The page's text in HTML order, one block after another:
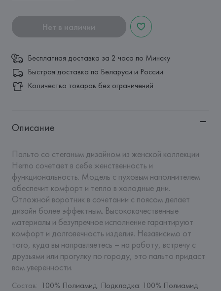
Нет в наличии
Бесплатная доставка за 2 часа по Минску
Быстрая доставка по Беларуси и России
Количество товаров без ограничений
Описание
Пальто со стеганым дизайном из женской коллекции
Herno сочетает в себе женственность и
функциональность. Модель с пуховым наполнителем
обеспечит комфорт и тепло в холодные дни.
Отложной воротник в сочетании с поясом делает
дизайн более эффектным. Высококачественные
материалы и безупречное исполнение гарантируют
комфорт и долговечность изделия. Независимо от
того, куда вы направляетесь – на работу, встречу с
друзьями или прогулку по городу, это пальто придаст
вам уверенности.
Состав: 100% Полиамид. Подкладка: 100% Полиамид.